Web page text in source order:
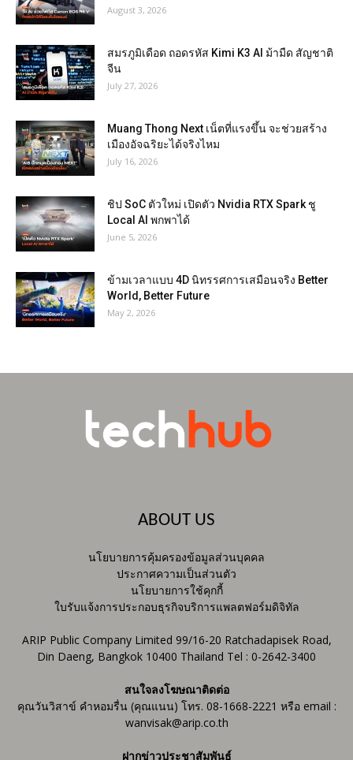
August 3, 2026
สมรภูมิเดือด ถอดรหัส Kimi K3 AI ม้ามืด สัญชาติ
จีน
July 27, 2026
Muang Thong Next เน็ตที่แรงขึ้น จะช่วยสร้าง
เมืองอัจฉริยะได้จริงไหม
July 16, 2026
ชิป SoC ตัวใหม่ เปิดตัว Nvidia RTX Spark ชู
Local AI พกพาได้
June 5, 2026
ข้ามเวลาแบบ 4D นิทรรศการเสมือนจริง Better
World, Better Future
May 2, 2026
ABOUT US
นโยบายการคุ้มครองข้อมูลส่วนบุคคล
ประกาศความเป็นส่วนตัว
นโยบายการใช้คุกกี้
ใบรับแจ้งการประกอบธุรกิจบริการแพลตฟอร์มดิจิทัล
ARIP Public Company Limited 99/16-20 Ratchadapisek Road,
Din Daeng, Bangkok 10400 Thailand Tel : 0-2642-3400
สนใจลงโฆษณาติดต่อ
คุณวันวิสาข์ คำหอมรื่น (คุณแนน) โทร. 08-1668-2221 หรือ email :
wanvisak@arip.co.th
ฝากข่าวประชาสัมพันธ์